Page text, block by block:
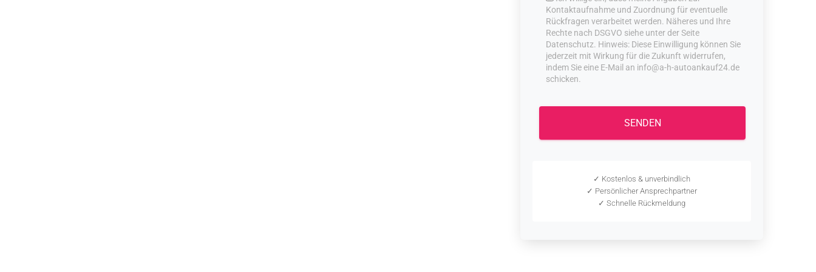
Kontaktaufnahme und Zuordnung für eventuelle
Rückfragen verarbeitet werden. Näheres und Ihre
Rechte nach DSGVO siehe unter der Seite
Datenschutz. Hinweis: Diese Einwilligung können Sie
jederzeit mit Wirkung für die Zukunft widerrufen,
indem Sie eine E-Mail an info@a-h-autoankauf24.de
schicken.
✓ Kostenlos & unverbindlich
✓ Persönlicher Ansprechpartner
✓ Schnelle Rückmeldung